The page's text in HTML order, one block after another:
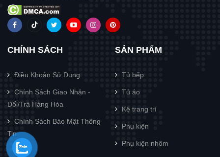
CHÍNH SÁCH
Điều Khoản Sử Dụng
Chính Sách Giao Nhận -
Đổi/Trả Hàng Hóa
Chính Sách Bảo Mật Thông
Tin
SẢN PHẨM
Tủ bếp
Tủ áo
Kệ trang trí
Phụ kiện
Phụ kiện nhôm